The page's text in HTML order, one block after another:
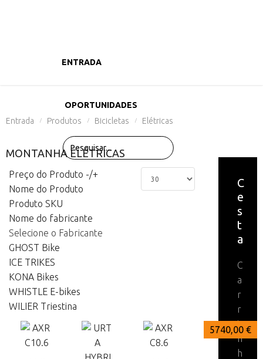
ENTRADA
OPORTUNIDADES
Entrada
/ Produtos / Bicicletas / Elétricas
MONTANHA ELÉTRICAS
Preço do Produto -/+
Nome do Produto
Produto SKU
Nome do fabricante
Selecione o Fabricante
GHOST Bike
ICE TRIKES
KONA Bikes
WHISTLE E-bikes
WILIER Triestina
7509,00 €
6448,00 €
5740,00 €
C
e
s
t
a
C
a
r
r
i
n
h